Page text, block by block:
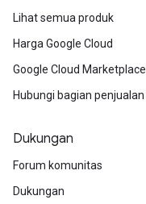
Lihat semua produk
Harga Google Cloud
Google Cloud Marketplace
Hubungi bagian penjualan
Dukungan
Forum komunitas
Dukungan